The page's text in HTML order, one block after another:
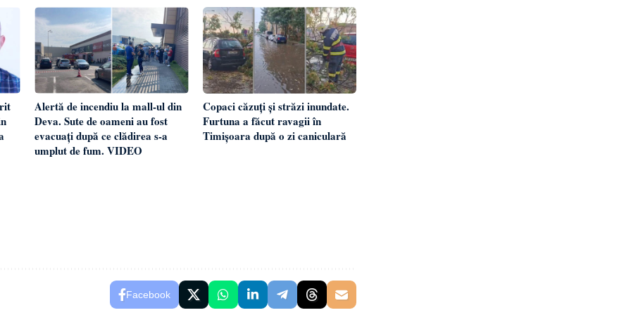
Alertă de incendiu la mall-ul din
Deva. Sute de oameni au fost
evacuați după ce clădirea s-a
umplut de fum. VIDEO
Copaci căzuți și străzi inundate.
Furtuna a făcut ravagii în
Timișoara după o zi caniculară
Facebook